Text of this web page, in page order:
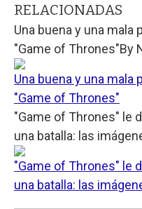
RELACIONADAS
Una buena y una mala
"Game of Thrones"By
Una buena y una mala
"Game of Thrones"
"Game of Thrones" le
una batalla: las
"Game of Thrones" le
una batalla: las